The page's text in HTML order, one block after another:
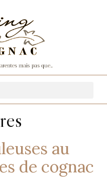
au
de cognac